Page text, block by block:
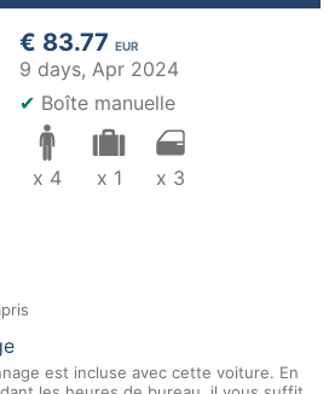
€ 83.77 EUR
9 days, Apr 2024
✔ Boîte manuelle
x 4 x 1 x 3
est incluse avec cette voiture. En